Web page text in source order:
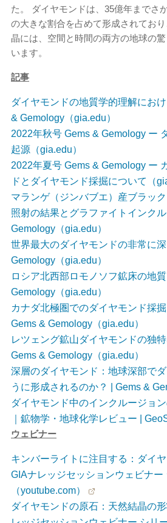
た。 ダイヤモンドは、35億年までさ
の大きな割合を占めて形成されてお
晶には、空間と時間の両方の地球の
います。
記事
ダイヤモンドの地質学的理解にお
& Gemology（gia.edu）
2022年秋号 Gems & Gemology ー
起源（gia.edu）
2022年夏号 Gems & Gemology ー
ドとダイヤモンド採掘について（
マランゲ（ジンバブエ）産ブラッ
照射の結果とグラファイトインク
Gemology（gia.edu）
世界最大のダイヤモンドの非常に
Gemology（gia.edu）
ロシア北西部ロモノソフ鉱床の地
Gemology（gia.edu）
カナダ北極圏でのダイヤモンド採
Gems & Gemology（gia.edu）
レツェング鉱山ダイヤモンドの独特
Gems & Gemology（gia.edu）
深層のダイヤモンド：地球深部で
うに形成されるのか？ | Gems &
ダイヤモンド中のインクルージョ
｜鉱物学・地球化学レビュー |
ウェビナー
キンバーライトに注目する：ダイヤ
GIAナレッジセッションウェビナー
（youtube.com）
ダイヤモンドの原石：天然結晶の